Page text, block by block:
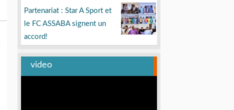
Partenariat : Star A Sport et
le FC ASSABA signent un
accord!
video